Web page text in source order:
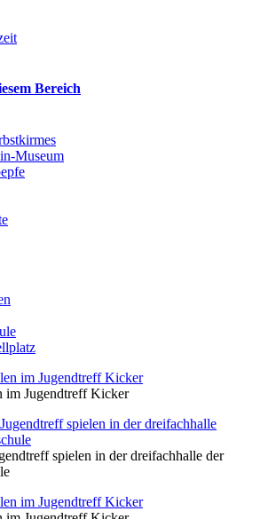
Bereich
Museum
im Jugendtreff Kicker
spielen in der dreifachhalle der